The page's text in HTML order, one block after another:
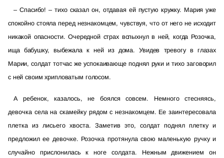
– Спасибо! – тихо сказал он, отдавая ей пустую кружку. Мария уже
спокойно стояла перед незнакомцем, чувствуя, что от него не исходит
никакой опасности. Очередной страх вспыхнул в ней, когда Розочка,
ища бабушку, выбежала к ней из дома. Увидев тревогу в глазах
Марии, солдат тотчас же успокаивающе поднял руки и тихо заговорил
с ней своим хрипловатым голосом.
А ребенок, казалось, не боялся совсем. Немного стесняясь,
девочка села на скамейку рядом с незнакомцем. Ее заинтересовала
плетка из лисьего хвоста. Заметив это, солдат поднял плетку и
предложил ее девочке. Розочка протянула свою маленькую ручку и
случайно прислонилась к ноге солдата. Нежным движением он